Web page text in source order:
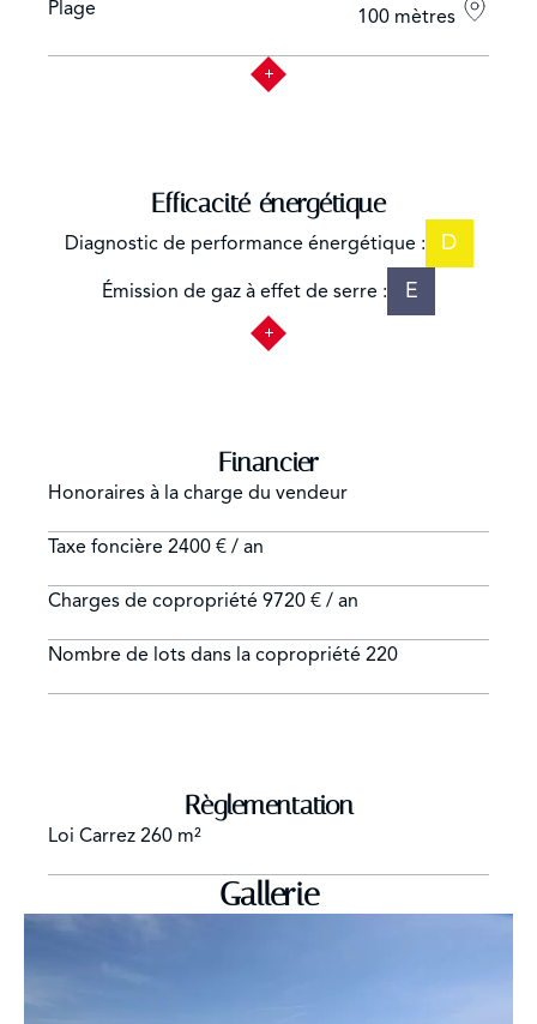
Plage 100 mètres
Efficacité énergétique
Diagnostic de performance énergétique : D
Émission de gaz à effet de serre : E
Financier
Honoraires à la charge du vendeur
Taxe foncière 2400 € / an
Charges de copropriété 9720 € / an
Nombre de lots dans la copropriété 220
Règlementation
Loi Carrez 260 m²
Gallerie